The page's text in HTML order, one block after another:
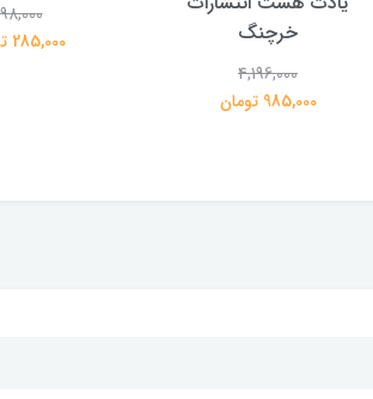
خرچنگ
4,196,000
985,000 تومان
285,000 تومان